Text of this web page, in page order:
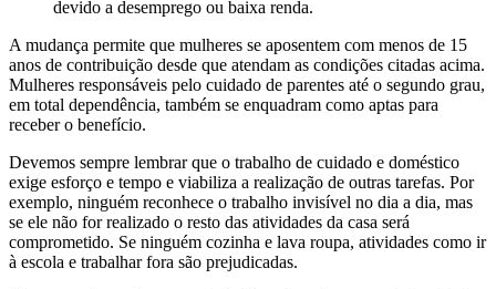
devido a desemprego ou baixa renda.
A mudança permite que mulheres se aposentem com menos de 15
anos de contribuição desde que atendam as condições citadas acima.
Mulheres responsáveis pelo cuidado de parentes até o segundo grau,
em total dependência, também se enquadram como aptas para
receber o benefício.
Devemos sempre lembrar que o trabalho de cuidado e doméstico
exige esforço e tempo e viabiliza a realização de outras tarefas. Por
exemplo, ninguém reconhece o trabalho invisível no dia a dia, mas
se ele não for realizado o resto das atividades da casa será
comprometido. Se ninguém cozinha e lava roupa, atividades como ir
à escola e trabalhar fora são prejudicadas.